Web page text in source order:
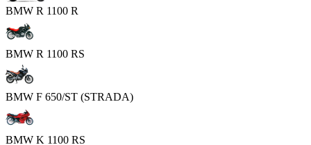
BMW R 1100 R
BMW R 1100 RS
BMW F 650/ST (STRADA)
BMW K 1100 RS